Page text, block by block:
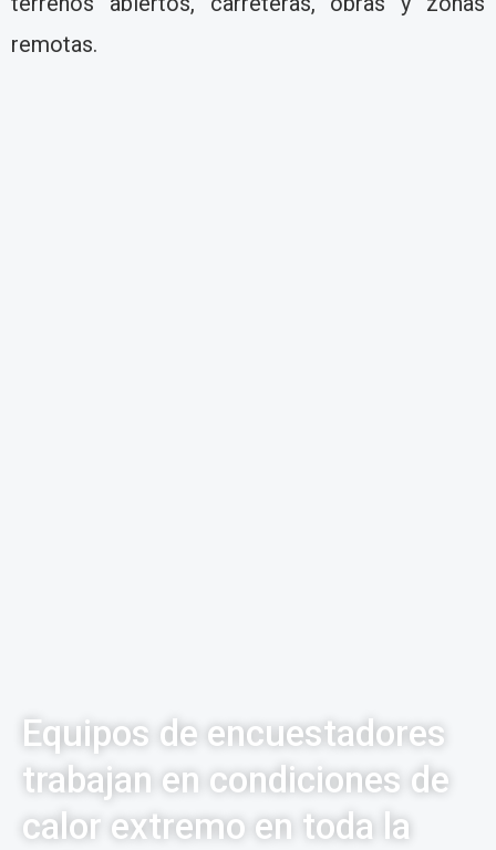
remotas.
Equipos de encuestadores
trabajan en condiciones de
calor extremo en toda la